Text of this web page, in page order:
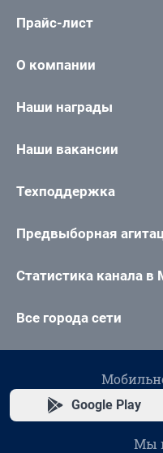
Прайс-лист
О компании
Наши награды
Наши вакансии
Техподдержка
Предвыборная
Статистика канала в
Все города сети
Google Play
Мы